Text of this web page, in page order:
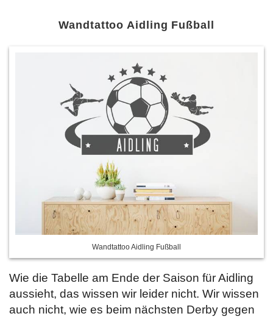
Wandtattoo Aidling Fußball
Wandtattoo Aidling Fußball
Wie die Tabelle am Ende der Saison für Aidling
aussieht, das wissen wir leider nicht. Wir wissen
auch nicht, wie es beim nächsten Derby gegen